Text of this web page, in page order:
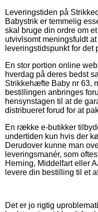
Leveringstiden på
Babystrik er temmelig
skal bruge din ordre om
utvivlsomt meningsfuldt
leveringstidspunkt for
En stor portion online
hverdag på deres bedst
Strikkehæfte Baby nr 63,
bestillingen anbringes
hensynstagen til at de
distribueret forud for at
En række e-butikker
undertiden kun hvis der
Derudover kunne man
leveringsmanér, som
Herning, Middelfart eller
levere din bestilling til et
Det er jo rigtig